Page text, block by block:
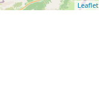
Leaflet